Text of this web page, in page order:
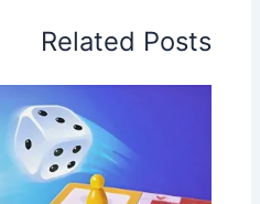
Related Posts